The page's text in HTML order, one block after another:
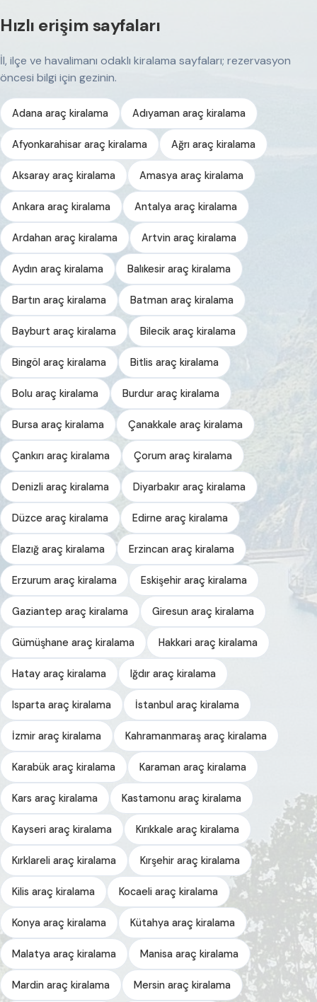
Hızlı erişim sayfaları
İl, ilçe ve havalimanı odaklı kiralama sayfaları; rezervasyon
öncesi bilgi için gezinin.
Adana araç kiralama Adıyaman araç kiralama
Afyonkarahisar araç kiralama Ağrı araç kiralama
Aksaray araç kiralama Amasya araç kiralama
Ankara araç kiralama Antalya araç kiralama
Ardahan araç kiralama Artvin araç kiralama
Aydın araç kiralama Balıkesir araç kiralama
Bartın araç kiralama Batman araç kiralama
Bayburt araç kiralama Bilecik araç kiralama
Bingöl araç kiralama Bitlis araç kiralama
Bolu araç kiralama Burdur araç kiralama
Bursa araç kiralama Çanakkale araç kiralama
Çankırı araç kiralama Çorum araç kiralama
Denizli araç kiralama Diyarbakır araç kiralama
Düzce araç kiralama Edirne araç kiralama
Elazığ araç kiralama Erzincan araç kiralama
Erzurum araç kiralama Eskişehir araç kiralama
Gaziantep araç kiralama Giresun araç kiralama
Gümüşhane araç kiralama Hakkari araç kiralama
Hatay araç kiralama Iğdır araç kiralama
Isparta araç kiralama İstanbul araç kiralama
İzmir araç kiralama Kahramanmaraş araç kiralama
Karabük araç kiralama Karaman araç kiralama
Kars araç kiralama Kastamonu araç kiralama
Kayseri araç kiralama Kırıkkale araç kiralama
Kırklareli araç kiralama Kırşehir araç kiralama
Kilis araç kiralama Kocaeli araç kiralama
Konya araç kiralama Kütahya araç kiralama
Malatya araç kiralama Manisa araç kiralama
Mardin araç kiralama Mersin araç kiralama